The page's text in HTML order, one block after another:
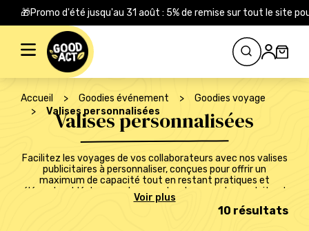
🎁Promo d'été jusqu'au 31 août : 5% de remise sur tout le site
Rechercher :
Accueil > Goodies événement >
Goodies voyage
>
Valises personnalisées
Valises personnalisées
Facilitez les voyages de vos collaborateurs avec nos valises
publicitaires à personnaliser, conçues pour offrir un
maximum de capacité tout en restant pratiques et
élégantes. Idéales pour transporter documents, produits et
équipements lors des déplacements professionnels, nos
valises personnalisées sont l’outil parfait pour allier
10 résultats